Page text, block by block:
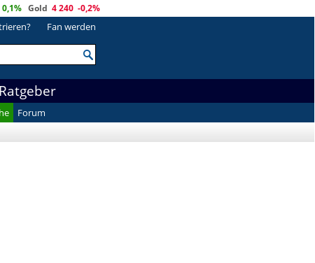
0,1% Gold 4 240 -0,2%
Fan werden
Ratgeber
Forum